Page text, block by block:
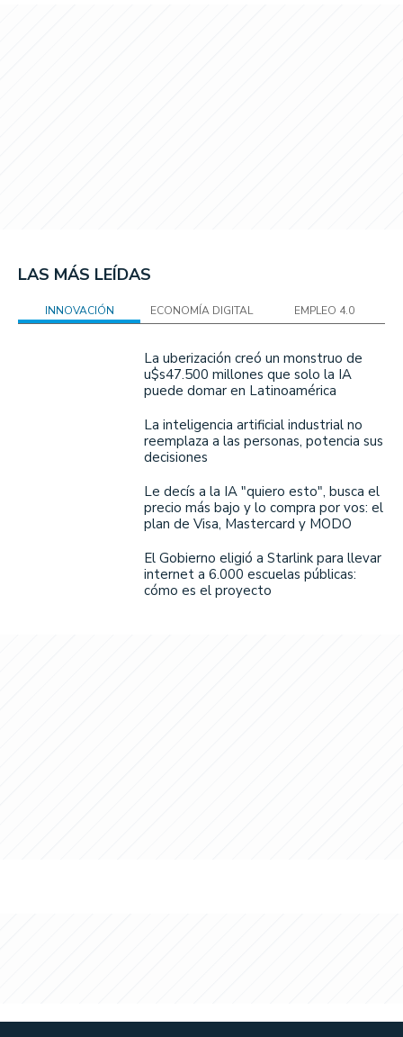
LAS MÁS LEÍDAS
INNOVACIÓN ECONOMÍA DIGITAL EMPLEO 4.0
La uberización creó un monstruo de
u$s47.500 millones que solo la IA
puede domar en Latinoamérica
La inteligencia artificial industrial no
reemplaza a las personas, potencia sus
decisiones
Le decís a la IA "quiero esto", busca el
precio más bajo y lo compra por vos: el
plan de Visa, Mastercard y MODO
El Gobierno eligió a Starlink para llevar
internet a 6.000 escuelas públicas:
cómo es el proyecto